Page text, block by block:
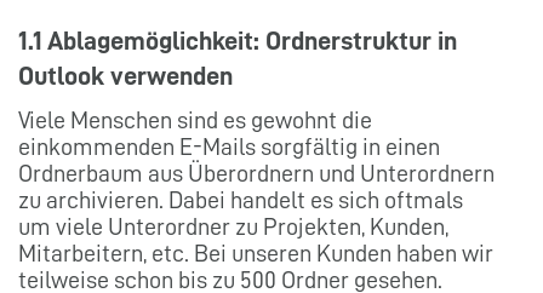
1.1 Ablagemöglichkeit: Ordnerstruktur in
Outlook verwenden
Viele Menschen sind es gewohnt die
einkommenden E-Mails sorgfältig in einen
Ordnerbaum aus Überordnern und Unterordnern
zu archivieren. Dabei handelt es sich oftmals
um viele Unterordner zu Projekten, Kunden,
Mitarbeitern, etc. Bei unseren Kunden haben wir
teilweise schon bis zu 500 Ordner gesehen.